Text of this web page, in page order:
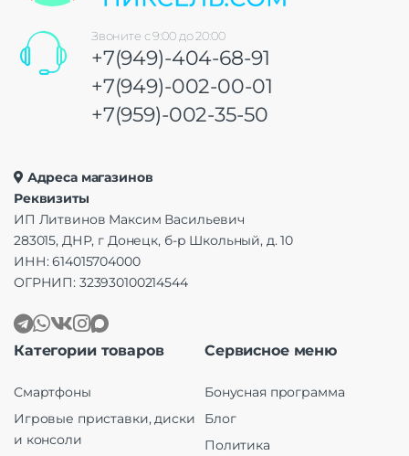
Звоните с 9:00 до 20:00
+7(949)-404-68-91
+7(949)-002-00-01
+7(959)-002-35-50
Адреса магазинов
Реквизиты
ИП Литвинов Максим Васильевич
283015, ДНР, г Донецк, б-р Школьный, д. 10
ИНН: 614015704000
ОГРНИП: 323930100214544
Категории товаров
Смартфоны
Игровые приставки, диски
и консоли
Сервисное меню
Бонусная программа
Блог
Политика